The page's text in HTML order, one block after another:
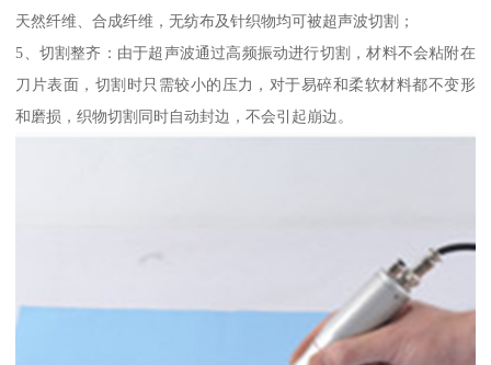
天然纤维、合成纤维，无纺布及针织物均可被超声波切割；
5、切割整齐：由于超声波通过高频振动进行切割，材料不会粘附在
刀片表面，切割时只需较小的压力，对于易碎和柔软材料都不变形
和磨损，织物切割同时自动封边，不会引起崩边。